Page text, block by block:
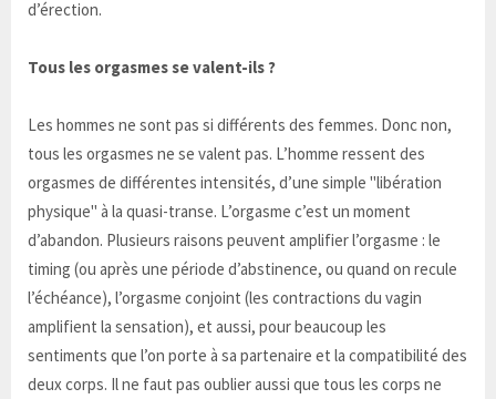
d’érection.
Tous les orgasmes se valent-ils ?
Les hommes ne sont pas si différents des femmes. Donc non,
tous les orgasmes ne se valent pas. L’homme ressent des
orgasmes de différentes intensités, d’une simple "libération
physique" à la quasi-transe. L’orgasme c’est un moment
d’abandon. Plusieurs raisons peuvent amplifier l’orgasme : le
timing (ou après une période d’abstinence, ou quand on recule
l’échéance), l’orgasme conjoint (les contractions du vagin
amplifient la sensation), et aussi, pour beaucoup les
sentiments que l’on porte à sa partenaire et la compatibilité des
deux corps. Il ne faut pas oublier aussi que tous les corps ne